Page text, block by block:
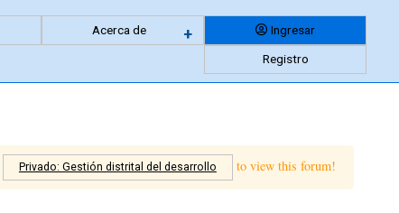
Acerca de +Expandir
Ingresar
Registro
Privado: Gestión distrital del desarrollo to view this forum!